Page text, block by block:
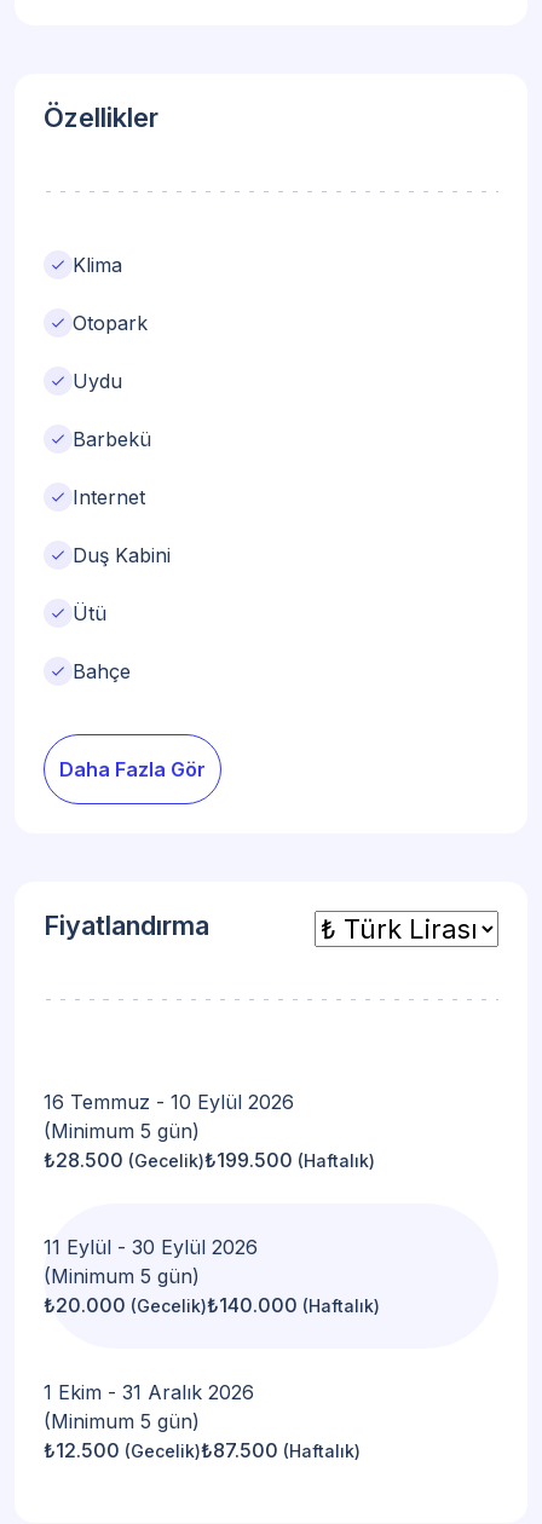
Özellikler
check Klima
check Otopark
check Uydu
check Barbekü
check Internet
check Duş Kabini
check Ütü
check Bahçe
Daha Fazla Gör
Fiyatlandırma
16 Temmuz - 10 Eylül 2026
(Minimum 5 gün)
₺28.500 (Gecelik)₺199.500 (Haftalık)
11 Eylül - 30 Eylül 2026
(Minimum 5 gün)
₺20.000 (Gecelik)₺140.000 (Haftalık)
1 Ekim - 31 Aralık 2026
(Minimum 5 gün)
₺12.500 (Gecelik)₺87.500 (Haftalık)